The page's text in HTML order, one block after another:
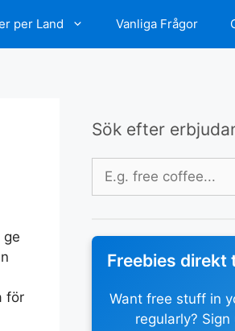
per Land Vanliga Frågor
ge
för
Sök efter
Sök
efter:
Freebies direkt
Want free stuff in
regularly?